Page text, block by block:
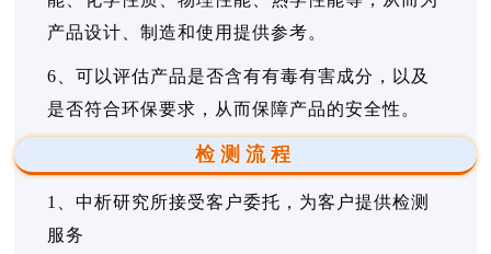
产品设计、制造和使用提供参考。
6、可以评估产品是否含有有毒有害成分，以及
是否符合环保要求，从而保障产品的安全性。
检测流程
1、中析研究所接受客户委托，为客户提供检测
服务